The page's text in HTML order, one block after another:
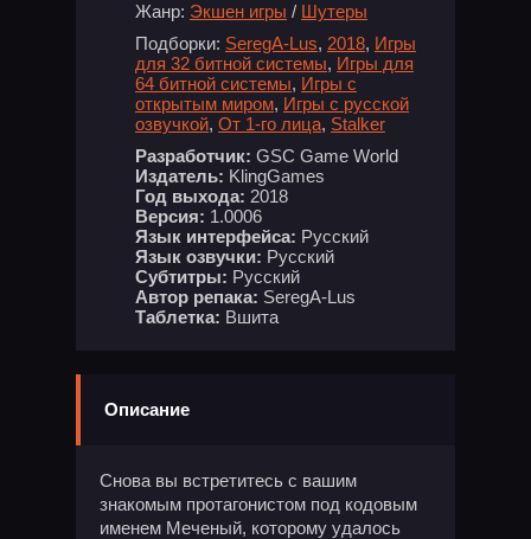
Жанр: Экшен игры / Шутеры
Подборки: SeregA-Lus, 2018, Игры
для 32 битной системы, Игры для
64 битной системы, Игры с
открытым миром, Игры с русской
озвучкой, От 1-го лица, Stalker
Разработчик: GSC Game World
Издатель: KlingGames
Год выхода: 2018
Версия: 1.0006
Язык интерфейса: Русский
Язык озвучки: Русский
Субтитры: Русский
Автор репака: SeregA-Lus
Таблетка: Вшита
Описание
Снова вы встретитесь с вашим
знакомым протагонистом под кодовым
именем Меченый, которому удалось